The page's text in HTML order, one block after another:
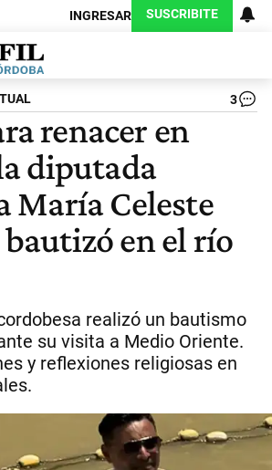
INGRESAR SUSCRIBITE
3
renacer en
diputada
María Celeste
bautizó en el río
realizó un bautismo
su visita a Medio Oriente.
y reflexiones religiosas en